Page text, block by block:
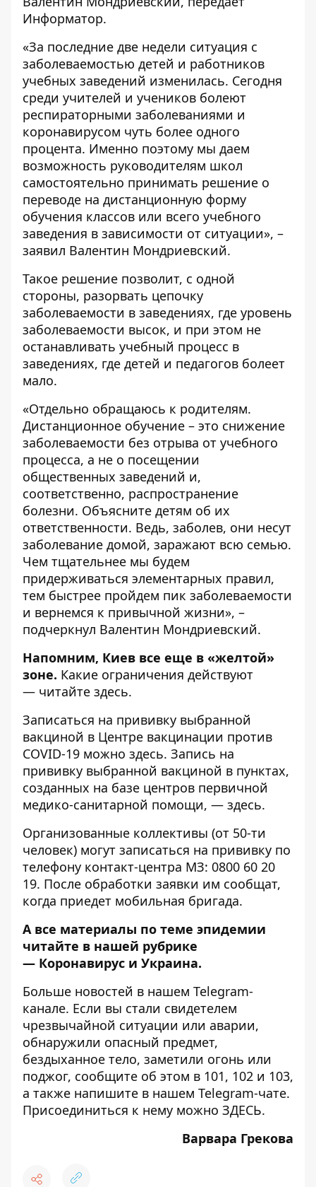
Информатор.
«За последние две недели ситуация с
заболеваемостью детей и работников
учебных заведений изменилась. Сегодня
среди учителей и учеников болеют
респираторными заболеваниями и
коронавирусом чуть более одного
процента. Именно поэтому мы даем
возможность руководителям школ
самостоятельно принимать решение о
переводе на дистанционную форму
обучения классов или всего учебного
заведения в зависимости от ситуации», –
заявил Валентин Мондриевский.
Такое решение позволит, с одной
стороны, разорвать цепочку
заболеваемости в заведениях, где уровень
заболеваемости высок, и при этом не
останавливать учебный процесс в
заведениях, где детей и педагогов болеет
мало.
«Отдельно обращаюсь к родителям.
Дистанционное обучение – это снижение
заболеваемости без отрыва от учебного
процесса, а не о посещении
общественных заведений и,
соответственно, распространение
болезни. Объясните детям об их
ответственности. Ведь, заболев, они несут
заболевание домой, заражают всю семью.
Чем тщательнее мы будем
придерживаться элементарных правил,
тем быстрее пройдем пик заболеваемости
и вернемся к привычной жизни», –
подчеркнул Валентин Мондриевский.
Напомним, Киев все еще в «желтой»
зоне. Какие ограничения действуют
— читайте здесь.
Записаться на прививку выбранной
вакциной в Центре вакцинации против
COVID-19 можно здесь. Запись на
прививку выбранной вакциной в пунктах,
созданных на базе центров первичной
медико-санитарной помощи, — здесь.
Организованные коллективы (от 50-ти
человек) могут записаться на прививку по
телефону контакт-центра МЗ: 0800 60 20
19. После обработки заявки им сообщат,
когда приедет мобильная бригада.
А все материалы по теме эпидемии
читайте в нашей рубрике
— Коронавирус и Украина.
Больше новостей в нашем Telegram-
канале. Если вы стали свидетелем
чрезвычайной ситуации или аварии,
обнаружили опасный предмет,
бездыханное тело, заметили огонь или
поджог, сообщите об этом в 101, 102 и 103,
а также напишите в нашем Telegram-чате.
Присоединиться к нему можно ЗДЕСЬ.
Варвара Грекова